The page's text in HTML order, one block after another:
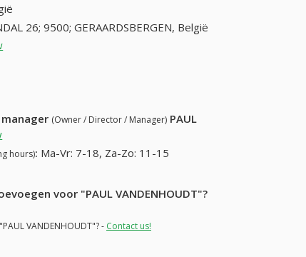
26; 9500; GERAARDSBERGEN, België
(Owner / Director / Manager) PAUL
hours): Ma-Vr: 7-18, Za-Zo: 11-15
voor "PAUL VANDENHOUDT"?
VANDENHOUDT"? - Contact us!